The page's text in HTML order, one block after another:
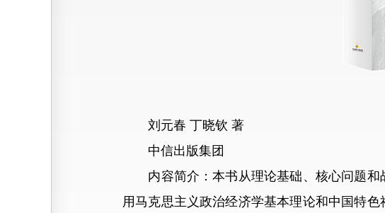
刘元春 丁晓钦 著
中信出版集团
内容简介：本书从理论基础、核心问题和
用马克思主义政治经济学基本理论和中国特